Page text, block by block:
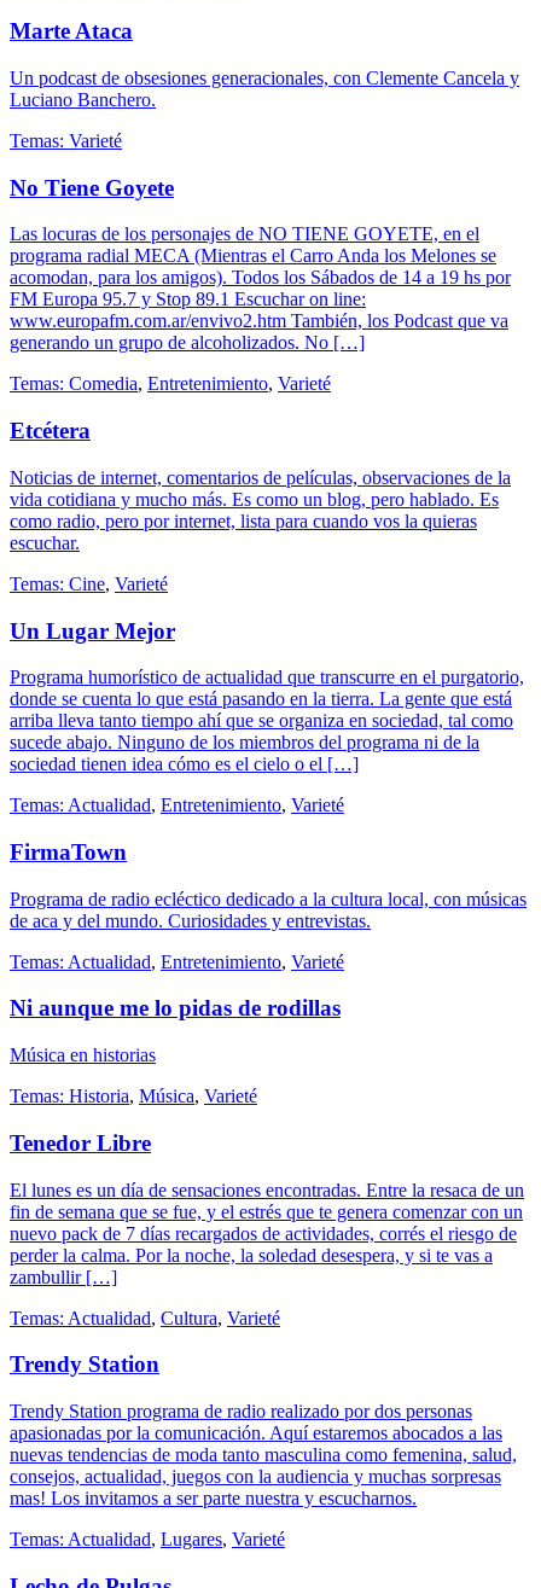
Marte Ataca
Un podcast de obsesiones generacionales, con Clemente Cancela y
Luciano Banchero.
Temas: Varieté
No Tiene Goyete
Las locuras de los personajes de NO TIENE GOYETE, en el
programa radial MECA (Mientras el Carro Anda los Melones se
acomodan, para los amigos). Todos los Sábados de 14 a 19 hs por
FM Europa 95.7 y Stop 89.1 Escuchar on line:
www.europafm.com.ar/envivo2.htm También, los Podcast que va
generando un grupo de alcoholizados. No […]
Temas: Comedia, Entretenimiento, Varieté
Etcétera
Noticias de internet, comentarios de películas, observaciones de la
vida cotidiana y mucho más. Es como un blog, pero hablado. Es
como radio, pero por internet, lista para cuando vos la quieras
escuchar.
Temas: Cine, Varieté
Un Lugar Mejor
Programa humorístico de actualidad que transcurre en el purgatorio,
donde se cuenta lo que está pasando en la tierra. La gente que está
arriba lleva tanto tiempo ahí que se organiza en sociedad, tal como
sucede abajo. Ninguno de los miembros del programa ni de la
sociedad tienen idea cómo es el cielo o el […]
Temas: Actualidad, Entretenimiento, Varieté
FirmaTown
Programa de radio ecléctico dedicado a la cultura local, con músicas
de aca y del mundo. Curiosidades y entrevistas.
Temas: Actualidad, Entretenimiento, Varieté
Ni aunque me lo pidas de rodillas
Música en historias
Temas: Historia, Música, Varieté
Tenedor Libre
El lunes es un día de sensaciones encontradas. Entre la resaca de un
fin de semana que se fue, y el estrés que te genera comenzar con un
nuevo pack de 7 días recargados de actividades, corrés el riesgo de
perder la calma. Por la noche, la soledad desespera, y si te vas a
zambullir […]
Temas: Actualidad, Cultura, Varieté
Trendy Station
Trendy Station programa de radio realizado por dos personas
apasionadas por la comunicación. Aquí estaremos abocados a las
nuevas tendencias de moda tanto masculina como femenina, salud,
consejos, actualidad, juegos con la audiencia y muchas sorpresas
mas! Los invitamos a ser parte nuestra y escucharnos.
Temas: Actualidad, Lugares, Varieté